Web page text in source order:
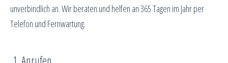
unverbindlich an. Wir beraten und helfen an 365 Tagen im Jahr per
Telefon und Fernwartung.